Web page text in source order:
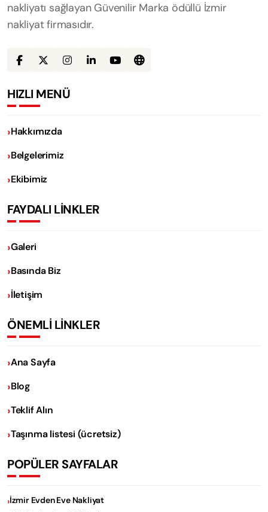
nakliyatı sağlayan Güvenilir Marka ödüllü İzmir
nakliyat firmasıdır.
HIZLI MENÜ
Hakkımızda
Belgelerimiz
Ekibimiz
FAYDALI LİNKLER
Galeri
Basında Biz
İletişim
ÖNEMLİ LİNKLER
Ana Sayfa
Blog
Teklif Alın
Taşınma listesi (ücretsiz)
POPÜLER SAYFALAR
İzmir Evden Eve Nakliyat